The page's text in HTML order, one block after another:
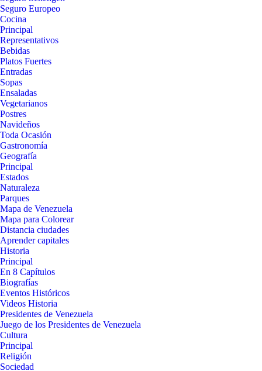
Seguro Europeo
Cocina
Principal
Representativos
Bebidas
Platos Fuertes
Entradas
Sopas
Ensaladas
Vegetarianos
Postres
Navideños
Toda Ocasión
Gastronomía
Geografía
Principal
Estados
Naturaleza
Parques
Mapa de Venezuela
Mapa para Colorear
Distancia ciudades
Aprender capitales
Historia
Principal
En 8 Capítulos
Biografías
Eventos Históricos
Videos Historia
Presidentes de Venezuela
Juego de los Presidentes de Venezuela
Cultura
Principal
Religión
Sociedad